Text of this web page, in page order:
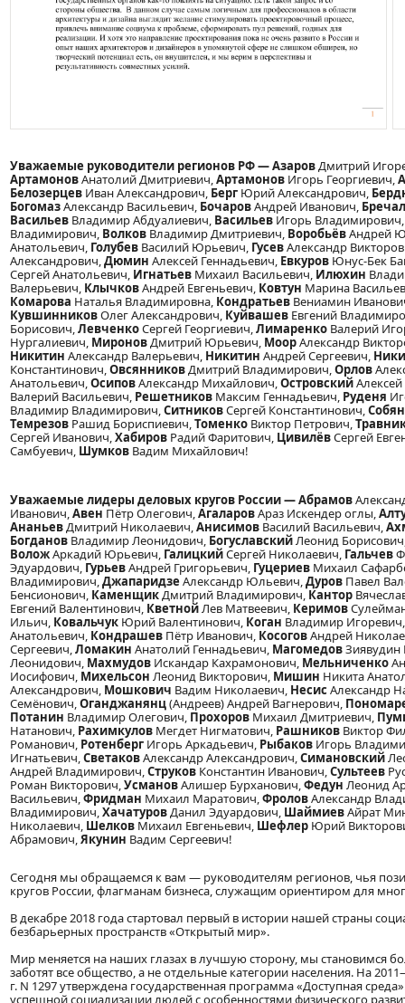
Уважаемые руководители регионов РФ — АзаровДмитрий
АртамоновАнатолий Дмитриевич,Артамонов Игорь Георгиевич,
Белозерцев Иван Александрович, Берг Юрий Александрович,
БогомазАлександр Васильевич, БочаровАндрей Иванович,
Васильев Владимир Абдуалиевич, Васильев Игорь
Владимирович, Волков Владимир Дмитриевич, ВоробьёвАндрей
Анатольевич, Голубев Василий Юрьевич, ГусевАлександр
Александрович,Дюмин Алексей Геннадьевич, Евкуров Юнус-Бек
Сергей Анатольевич, Игнатьев Михаил Васильевич, Илюхин
Валерьевич, КлычковАндрей Евгеньевич, Ковтун Марина
Комарова Наталья Владимировна, Кондратьев Вениамин
КувшинниковОлег Александрович, Куйвашев Евгений
Борисович,ЛевченкоСергей Георгиевич,Лимаренко Валерий
Нургалиевич, МироновДмитрий Юрьевич, МоорАлександр
Никитин Александр Валерьевич, Никитин Андрей Сергеевич,
Константинович,ОвсянниковДмитрий Владимирович,Орлов
Анатольевич,ОсиповАлександр Михайлович,Островский
Валерий Васильевич, Решетников Максим Геннадьевич, Руденя
Владимир Владимирович,СитниковСергей Константинович,
Темрезов Рашид Бориспиевич,Томенко Виктор Петрович,
Сергей Иванович,Хабиров Радий Фаритович, ЦивилёвСергей
Самбуевич, Шумков Вадим Михайлович!
Уважаемые лидеры деловых кругов России — Абрамов
Иванович,Авен Пётр Олегович,АгаларовАраз Искендер оглы,
АнаньевДмитрий Николаевич,Анисимов Василий Васильевич,
Богданов Владимир Леонидович, БогуславскийЛеонид
ВоложАркадий Юрьевич, ГалицкийСергей Николаевич, Гальчев
Эдуардович, ГурьевАндрей Григорьевич, Гуцериев Михаил
Владимирович,Джапаридзе Александр Юльевич,Дуров Павел
Бенсионович, КаменщикДмитрий Владимирович, Кантор
Евгений Валентинович, КветнойЛев Матвеевич, Керимов
Ильич, Ковальчук Юрий Валентинович, Коган Владимир
Анатольевич, Кондрашев Пётр Иванович, КосоговАндрей
Сергеевич,Ломакин Анатолий Геннадьевич, МагомедовЗиявудин
Леонидович, Махмудов Искандар Кахрамонович, Мельниченко
Иосифович, Михельсон Леонид Викторович, Мишин Никита
Александрович, Мошкович Вадим Николаевич, НесисАлександр
Семёнович,Оганджанянц(Андреев) Андрей Вагнерович,
Потанин Владимир Олегович, Прохоров Михаил Дмитриевич,
Натанович, Рахимкулов Мегдет Нигматович, Рашников Виктор
Романович, Ротенберг Игорь Аркадьевич, Рыбаков Игорь
Игнатьевич,СветаковАлександр Александрович,Симановский
Андрей Владимирович,Струков Константин Иванович,Сультеев
Роман Викторович,УсмановАлишер Бурханович,Федун Леонид
Васильевич,Фридман Михаил Маратович,ФроловАлександр
Владимирович,ХачатуровДанил Эдуардович, ШаймиевАйрат
Николаевич, Шелков Михаил Евгеньевич, Шефлер Юрий
Абрамович,Якунин Вадим Сергеевич!
Сегодня мы обращаемся к вам — руководителям регионов, чья
кругов России, флагманам бизнеса, служащим ориентиром для
В декабре 2018 года стартовал первый в истории нашей страны
безбарьерных пространств «Открытый мир».
Мир меняется на наших глазах в лучшую сторону, мы становимся
заботят все общество, а не отдельные категории населения. На
г. N 1297 утверждена государственная программа «Доступная